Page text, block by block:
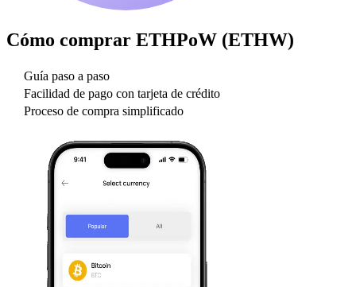
Cómo comprar ETHPoW (ETHW)
Guía paso a paso
Facilidad de pago con tarjeta de crédito
Proceso de compra simplificado